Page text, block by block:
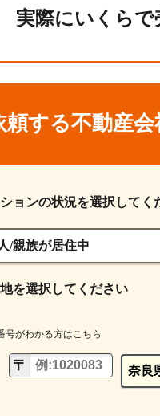
実際にいくらで
頼する不動産
ョンの状況を選択してく
/親族が居住中
を選択してください
号がわかる方はこちら